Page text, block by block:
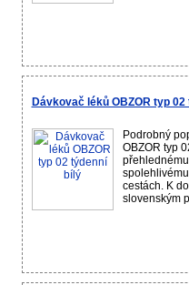
Dávkovač léků OBZOR typ
Podrobný
OBZOR typ
cestách. K
slovenským